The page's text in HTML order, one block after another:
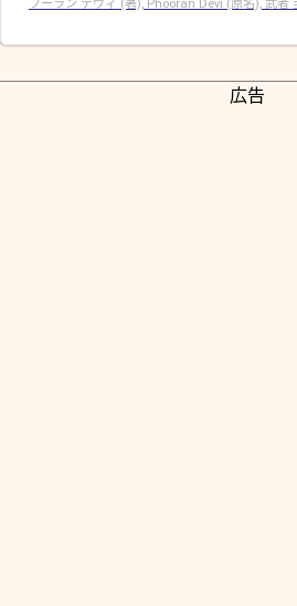
プーラン デヴィ (著), Phooran Devi (原名), 武者
広告